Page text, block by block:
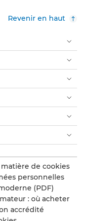
Revenir en haut
de cookies
personnelles
(PDF)
: où acheter
accrédité